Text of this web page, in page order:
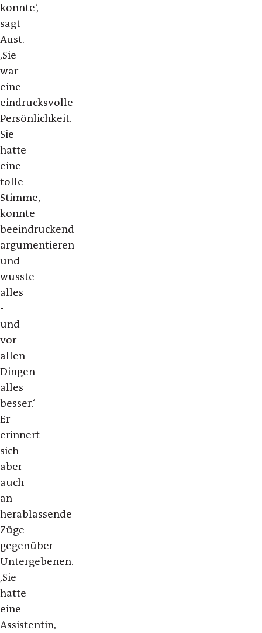
konnte‘,
sagt
Aust.
,Sie
war
eine
eindrucksvolle
Persönlichkeit.
Sie
hatte
eine
tolle
Stimme,
konnte
beeindruckend
argumentieren
und
wusste
alles
-
und
vor
allen
Dingen
alles
besser.‘
Er
erinnert
sich
aber
auch
an
herablassende
Züge
gegenüber
Untergebenen.
,Sie
hatte
eine
Assistentin,